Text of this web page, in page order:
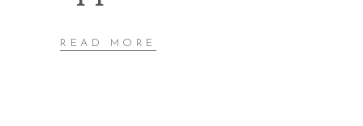
READ MORE